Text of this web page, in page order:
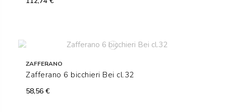
ZAFFERANO
Zafferano 6 bicchieri Bei cl.32
58,56 €